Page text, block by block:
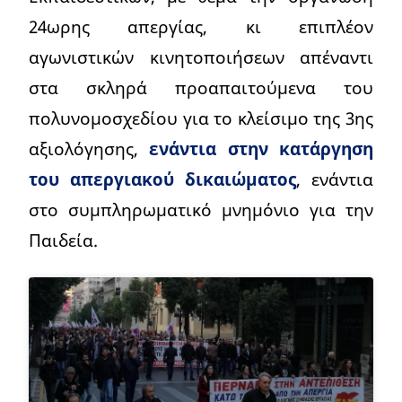
24ωρης απεργίας, κι επιπλέον
αγωνιστικών κινητοποιήσεων απέναντι
στα σκληρά προαπαιτούμενα του
πολυνομοσχεδίου για το κλείσιμο της 3ης
αξιολόγησης,ενάντια στην κατάργηση
του απεργιακού δικαιώματος, ενάντια
στο συμπληρωματικό μνημόνιο για την
Παιδεία.